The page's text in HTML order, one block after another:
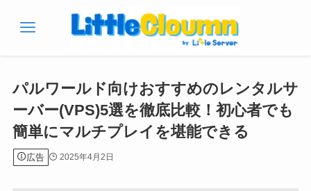
パルワールド向けおすすめのレンタルサ
ーバー(VPS)5選を徹底比較！初心者でも
簡単にマルチプレイを堪能できる
広告 2025年4月2日